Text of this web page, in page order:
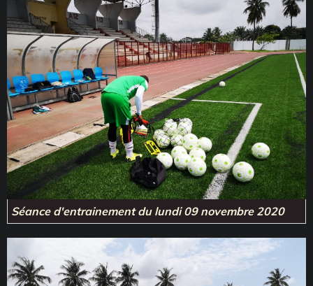
Séance d'entrainement du lundi 09 novembre 2020